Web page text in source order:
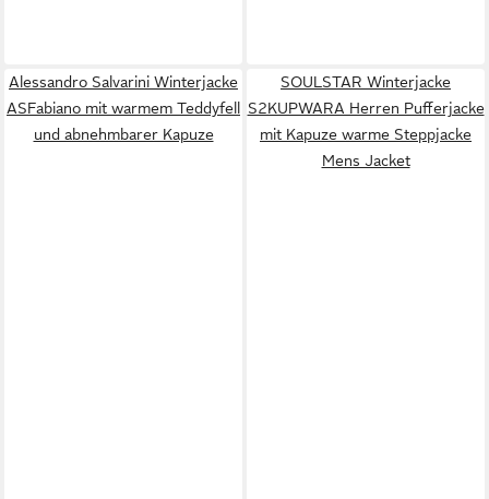
Alessandro Salvarini Winterjacke
ASFabiano mit warmem Teddyfell
und abnehmbarer Kapuze
SOULSTAR Winterjacke
S2KUPWARA Herren Pufferjacke
mit Kapuze warme Steppjacke
Mens Jacket